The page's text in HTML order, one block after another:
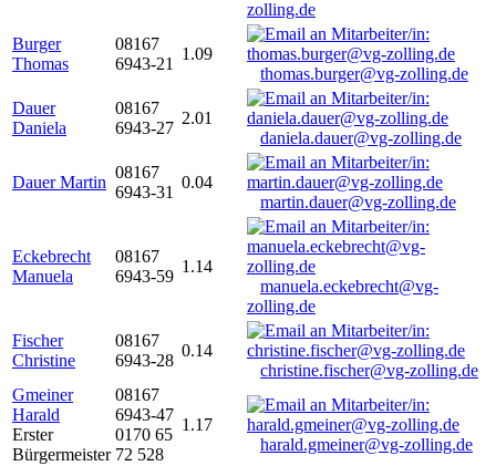
zolling.de
Burger
Thomas
08167
6943-21
1.09
thomas.burger@vg-zolling.de
Dauer
Daniela
08167
6943-27
2.01
daniela.dauer@vg-zolling.de
Dauer Martin
08167
6943-31
0.04
martin.dauer@vg-zolling.de
Eckebrecht
Manuela
08167
6943-59
1.14
manuela.eckebrecht@vg-
zolling.de
Fischer
Christine
08167
6943-28
0.14
christine.fischer@vg-zolling.de
Gmeiner
Harald
Erster
Bürgermeister
08167
6943-47
0170 65
72 528
1.17
harald.gmeiner@vg-zolling.de